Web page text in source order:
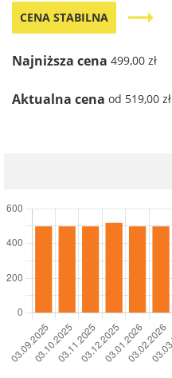
CENA STABILNA trending_flat
Najniższa cena 499,00 zł
Aktualna cena od 519,00 zł